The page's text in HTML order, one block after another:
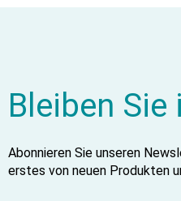
Bleiben
Abonnieren Sie unseren
erstes von neuen Produkten